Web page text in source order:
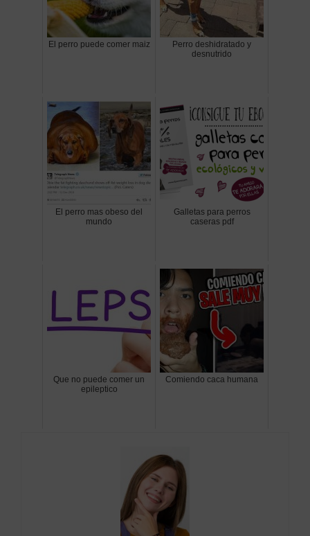
El perro puede comer maiz
Perro deshidratado y
desnutrido
El perro mas obeso del
mundo
Galletas para perros
caseras pdf
Que no puede comer un
epileptico
Comiendo caca humana